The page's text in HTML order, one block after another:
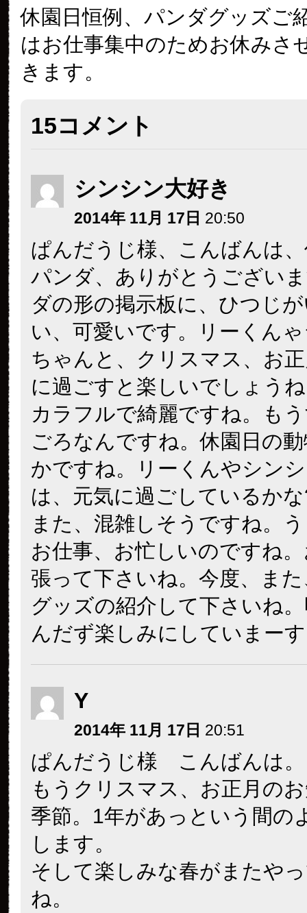
休園日恒例、パンダグッズご
はお仕事集中のためお休みさ
きます。
15コメント
シンシン大好き
2014年 11月 17日 20:50
ぱんだうじ様、こんばんは
パンダ、ありがとうござい
ダの形の掲示板に、ひつじ
い、可愛いです。リーくん
ちゃんと、クリスマス、お
に過ごすと楽しいでしょう
カラフルで綺麗ですね。も
ごろなんですね。休園日の
かですね。リーくんやシン
は、元気に過ごしているか
また、混雑しそうですね。
お仕事、お忙しいのですね
張って下さいね。今度、ま
グッズの紹介して下さいね
んだず楽しみにしていまー
Y
2014年 11月 17日 20:51
ぱんだうじ様 こんばんは。
もうクリスマス、お正月の
季節。1年があっという間の
します。
そして楽しみな春がまたや
ね。